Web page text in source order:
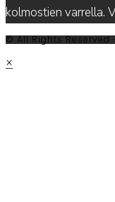
kolmostien varrella.
© All Rights
×